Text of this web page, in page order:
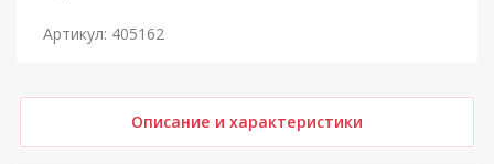
Артикул: 405162
Описание и характеристики